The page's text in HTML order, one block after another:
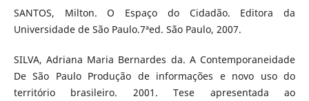
SANTOS, Milton. O Espaço do Cidadão. Editora da
Universidade de São Paulo.7ªed. São Paulo, 2007.
SILVA, Adriana Maria Bernardes da. A Contemporaneidade
De São Paulo Produção de informações e novo uso do
território brasileiro. 2001. Tese apresentada ao